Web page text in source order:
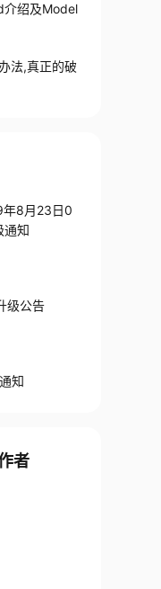
介绍及Model
法,真正的破
年8月23日0
知
级公告
知
者